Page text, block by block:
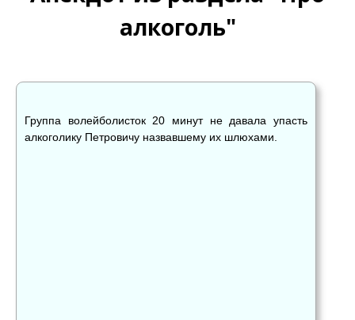
алкоголь"
Группа волейболисток 20 минут не давала упасть
алкоголику Петровичу назвавшему их шлюхами.